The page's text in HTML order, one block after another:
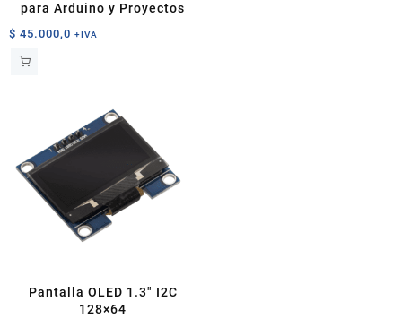
para Arduino y Proyectos
$ 45.000,0 +IVA
Pantalla OLED 1.3″ I2C
128×64